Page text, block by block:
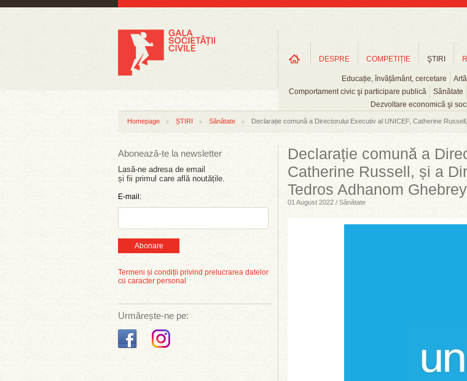
DESPRE COMPETIȚIE ŞTIRI
Educație, învățământ, cercetare
Comportament civic şi participare publică
Sănătate
Dezvoltare economică şi
Homepage ȘTIRI Sănătate Declarație comună a Directorului Executiv al UNICEF, Catherine Russell,
Abonează-te la newsletter
Lasă-ne adresa de email
și fii primul care află noutățile.
E-mail:
Abonare
Termeni și condiții privind prelucrarea datelor
cu caracter personal
Urmărește-ne pe:
Declarație comună a
Catherine Russell, și a
Tedros Adhanom
01 August 2022 / Sănătate